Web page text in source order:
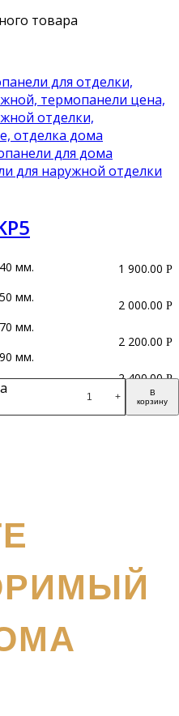
товара
мм.
мм.
мм.
мм.
+
В
корзину
1 900.00 Р
2 000.00 Р
2 200.00 Р
2 400.00Р